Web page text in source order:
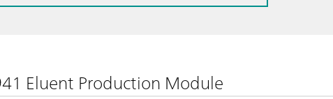
Eluent Production Module